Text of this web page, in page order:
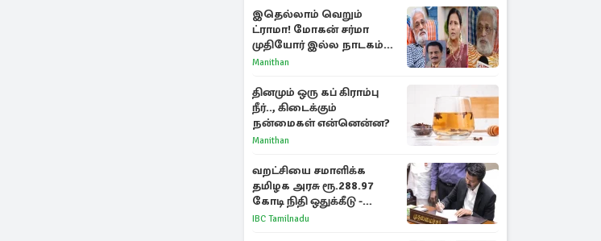
இதெல்லாம் வெறும்
ட்ராமா! மோகன் சர்மா
முதியோர் இல்ல நாடகம்
குறித்து குட்டி பத்மினி
Manithan
தினமும் ஒரு கப் கிராம்பு
நீர்.., கிடைக்கும்
நன்மைகள் என்னென்ன?
Manithan
வறட்சியை சமாளிக்க
தமிழக அரசு ரூ.288.97
கோடி நிதி ஒதுக்கீடு -
வெளியான அரசாணை
IBC Tamilnadu